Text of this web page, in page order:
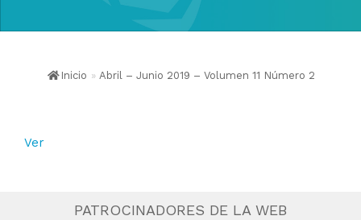
Inicio » Abril – Junio 2019 – Volumen 11 Número 2
Ver
PATROCINADORES DE LA WEB